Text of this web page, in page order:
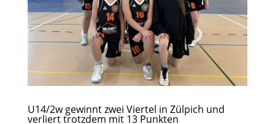
U14/2w gewinnt zwei Viertel in Zülpich und
verliert trotzdem mit 13 Punkten